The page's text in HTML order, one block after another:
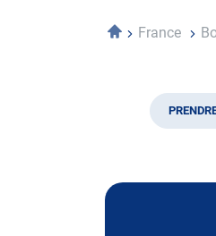
AccueilFrance